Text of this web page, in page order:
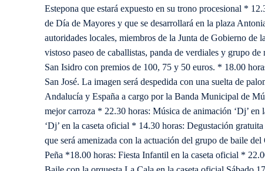
Estepona que estará expuesto en su trono procesional *
de Día de Mayores y que se desarrollará en la plaza
autoridades locales, miembros de la Junta de Gobierno de
vistoso paseo de caballistas, panda de verdiales y grupo
San Isidro con premios de 100, 75 y 50 euros. * 18.00
San José. La imagen será despedida con una suelta de
Andalucía y España a cargo por la Banda Municipal de
mejor carroza * 22.30 horas: Música de animación ‘Dj’
‘Dj’ en la caseta oficial * 14.30 horas: Degustación
que será amenizada con la actuación del grupo de baile
Peña *18.00 horas: Fiesta Infantil en la caseta oficial *